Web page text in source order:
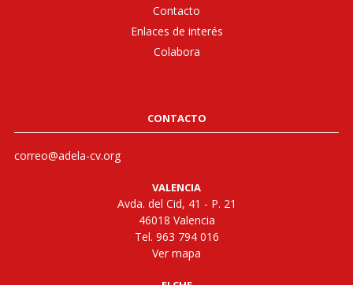
Contacto
Enlaces de interés
Colabora
CONTACTO
correo@adela-cv.org
VALENCIA
Avda. del Cid, 41 - P. 21
46018 Valencia
Tel. 963 794 016
Ver mapa